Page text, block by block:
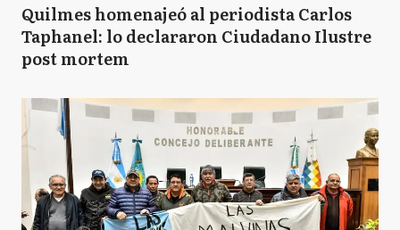
Quilmes homenajeó al periodista Carlos
Taphanel: lo declararon Ciudadano Ilustre
post mortem